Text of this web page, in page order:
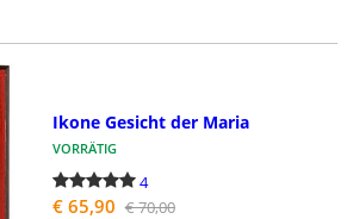
Ikone Gesicht der Maria
VORRÄTIG
4
€ 65,90 € 70,00